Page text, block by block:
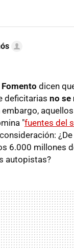
dicen
deficitarias no se
embargo,
"fuentes del
6.000 millones
autopistas?